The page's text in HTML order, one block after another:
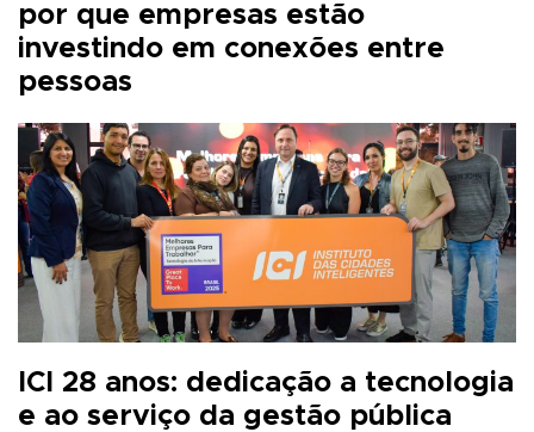
por que empresas estão
investindo em conexões entre
pessoas
ICI 28 anos: dedicação a tecnologia
e ao serviço da gestão pública